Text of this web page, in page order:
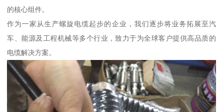
的核心组件。
作为一家从生产螺旋电缆起步的企业，我们逐步将业务拓展至汽
车、能源及工程机械等多个行业，致力于为全球客户提供高品质的
电缆解决方案。